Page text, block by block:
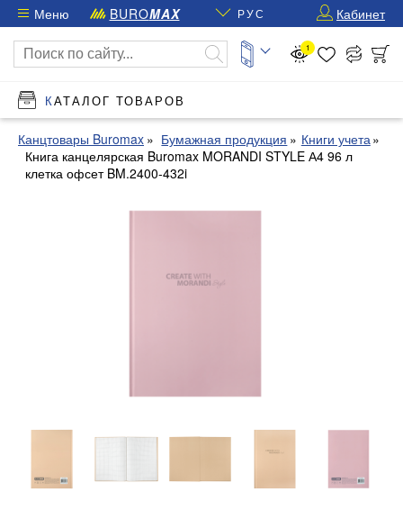
Меню BUROMAX РУС Кабинет
1
КАТАЛОГ ТОВАРОВ
Канцтовары Buromax Бумажная продукция
Книги учета
Книга канцелярская Buromax MORANDI STYLE А4 96 л
клетка офсет BM.2400-432i